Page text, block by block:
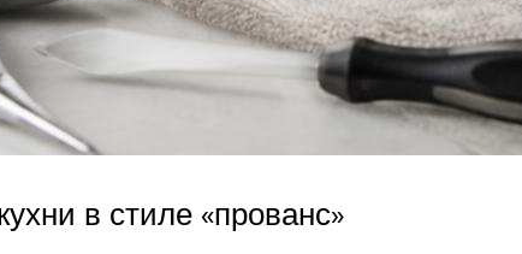
в стиле «прованс»